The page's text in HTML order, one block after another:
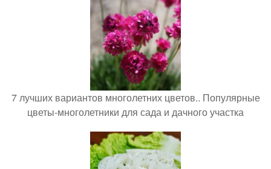
7 лучших вариантов многолетних цветов.. Популярные
цветы-многолетники для сада и дачного участка